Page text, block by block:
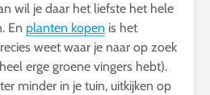
wil je daar het liefste het hele
En planten kopen is het
weet waar je naar op zoek
erge groene vingers hebt).
minder in je tuin, uitkijken op